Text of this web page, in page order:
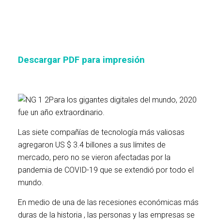
Descargar PDF para impresión
Para los gigantes digitales del mundo, 2020
fue un año extraordinario.
Las siete compañías de tecnología más valiosas
agregaron US $ 3.4 billones a sus límites de
mercado, pero no se vieron afectadas por la
pandemia de COVID-19 que se extendió por todo el
mundo.
En medio de una de las recesiones económicas más
duras de la historia , las personas y las empresas se